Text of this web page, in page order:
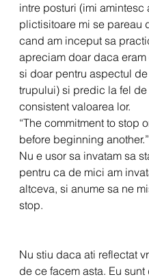
intre posturi (imi amintesc
plictisitoare mi se pareau
cand am inceput sa
apreciam doar daca eram
si doar pentru aspectul
trupului) si predic la fel de
consistent valoarea lor.
“The commitment to stop
before beginning another.”
Nu e usor sa invatam sa
pentru ca de mici am
altceva, si anume sa ne
stop.
Nu stiu daca ati reflectat
de ce facem asta. Eu